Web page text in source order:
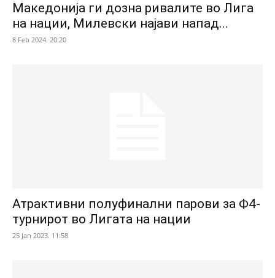
Македонија ги дозна ривалите во Лига
на нации, Милевски најави напад...
8 Feb 2024. 20:20
Атрактивни полуфинални парови за Ф4-
турнирот во Лигата на нации
25 Jan 2023. 11:58